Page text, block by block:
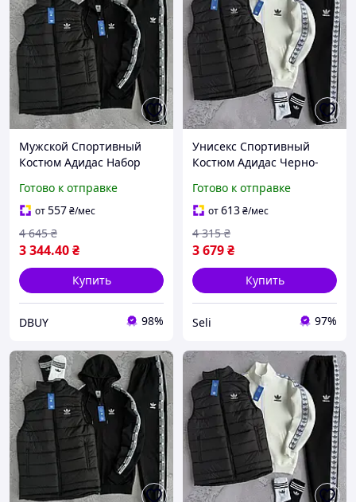
Мужской Спортивный
Костюм Адидас Набор
С Лампасами Черный
Adidas DBUY Чоловічий
Спортивний Костюм
Адідас
Готово к отправке
от557₴/мес
3 344.40₴
4 645 ₴
Купить
DBUY 98%
Унисекс Спортивный
Костюм Адидас Черно-
Кофтой Жилетом
Брюками Adidas Seli
Унісекс Спортивний
Костюм Адідас
Готово к отправке
от613₴/мес
3 679₴
4 315 ₴
Купить
Seli 97%